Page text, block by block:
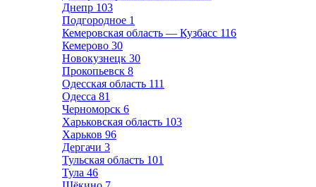
Днепр 103
Подгородное 1
Кемеровская область — Кузбасс 116
Кемерово 30
Новокузнецк 30
Прокопьевск 8
Одесская область 111
Одесса 81
Черноморск 6
Харьковская область 103
Харьков 96
Дергачи 3
Тульская область 101
Тула 46